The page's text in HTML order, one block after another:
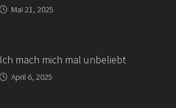
Mai 21, 2025
Ich mach mich mal unbeliebt
April 6, 2025